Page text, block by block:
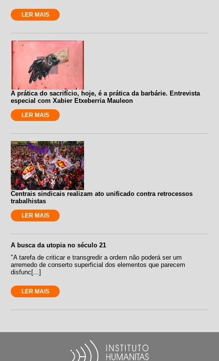
LER MAIS
A prática do sacrifício, hoje, é a prática da barbárie. Entrevista
especial com Xabier Etxeberria Mauleon
LER MAIS
Centrais sindicais realizam ato unificado contra retrocessos
trabalhistas
LER MAIS
A busca da utopia no século 21
"A tarefa de criticar e transgredir a ordem não poderá ser um
arremedo de conserto superficial dos elementos que parecem
disfunc[...]
LER MAIS